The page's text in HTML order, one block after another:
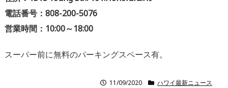
電話番号：808-200-5076
営業時間：10:00～18:00
スーパー前に無料のパーキングスペース有。
11/09/2020 ハワイ最新ニュース